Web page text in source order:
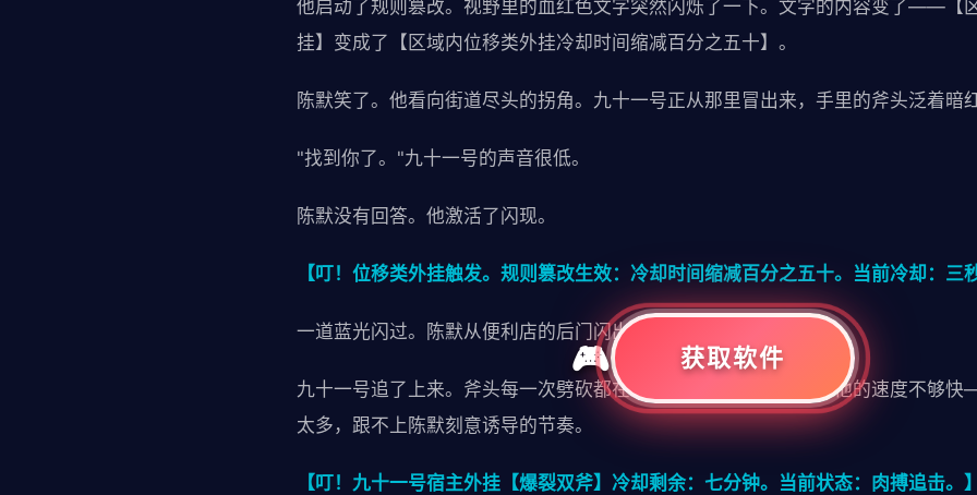
他启动了规则篡改。视野里的血红色文字突然闪烁了一下。文字的内容变了——【
挂】变成了【区域内位移类外挂冷却时间缩减百分之五十】。
陈默笑了。他看向街道尽头的拐角。九十一号正从那里冒出来，手里的斧头泛着暗
"找到你了。"九十一号的声音很低。
陈默没有回答。他激活了闪现。
【叮！位移类外挂触发。规则篡改生效：冷却时间缩减百分之五十。当前冷却：三秒
一道蓝光闪过。陈默从便利店的后门闪出，在废墟的巷子里穿梭。
九十一号追了上来。斧头每一次劈砍都在地面留下深深的痕迹。但他的速度不够
太多，跟不上陈默刻意诱导的节奏。
【叮！九十一号宿主外挂【爆裂双斧】冷却剩余：七分钟。当前状态：肉搏追击。】
获取软件